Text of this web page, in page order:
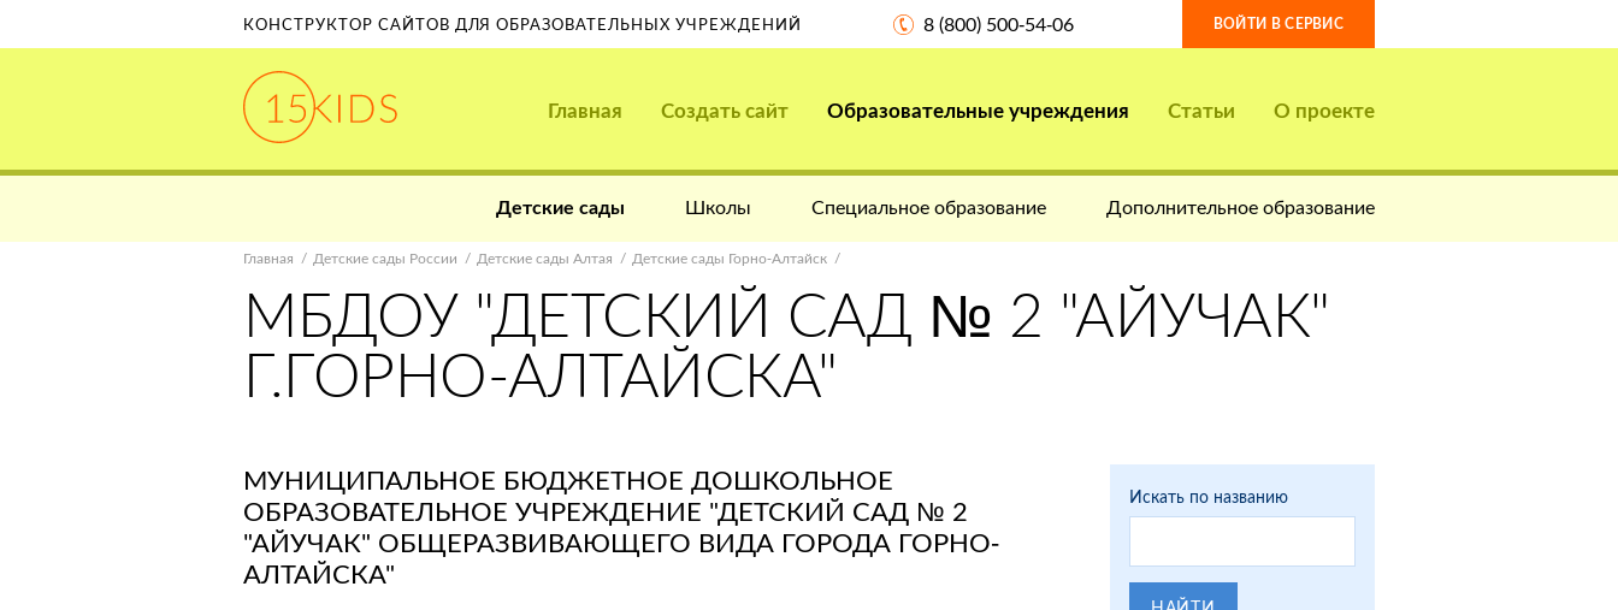
КОНСТРУКТОР САЙТОВ ДЛЯ ОБРАЗОВАТЕЛЬНЫХ УЧРЕЖДЕНИЙ 8 (800) 500-54-06 ВОЙТИ В СЕРВИС
Главная Создать сайт Образовательные учреждения Статьи О проекте
Детские сады Школы Специальное образование Дополнительное образование
Главная Детские сады России Детские сады Алтая Детские сады Горно-Алтайск
МБДОУ "ДЕТСКИЙ САД № 2 "АЙУЧАК"
Г.ГОРНО-АЛТАЙСКА"
МУНИЦИПАЛЬНОЕ БЮДЖЕТНОЕ ДОШКОЛЬНОЕ
ОБРАЗОВАТЕЛЬНОЕ УЧРЕЖДЕНИЕ "ДЕТСКИЙ САД № 2
"АЙУЧАК" ОБЩЕРАЗВИВАЮЩЕГО ВИДА ГОРОДА ГОРНО-
АЛТАЙСКА"
Искать по названию